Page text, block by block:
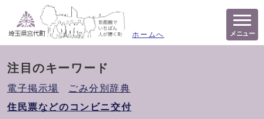
ホームへ メニュー
注目のキーワード
電子掲示場
ごみ分別辞典
住民票などのコンビニ交付